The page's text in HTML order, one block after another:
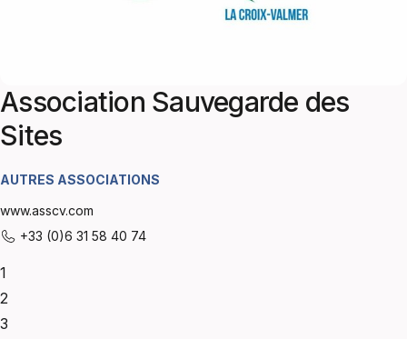
Association Sauvegarde des
Sites
AUTRES ASSOCIATIONS
www.asscv.com
+33 (0)6 31 58 40 74
1
2
3